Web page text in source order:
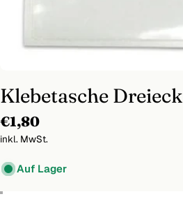
Klebetasche Dreieck
Regulärer
Preis
€1,80
inkl. MwSt.
Auf Lager